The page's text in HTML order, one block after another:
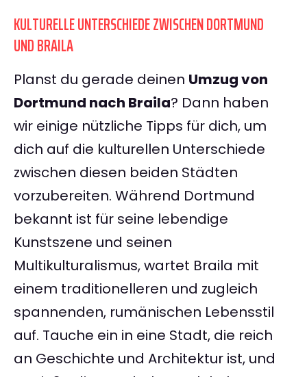
KULTURELLE UNTERSCHIEDE ZWISCHEN DORTMUND
UND BRAILA
Planst du gerade deinen Umzug von
Dortmund nach Braila? Dann haben
wir einige nützliche Tipps für dich, um
dich auf die kulturellen Unterschiede
zwischen diesen beiden Städten
vorzubereiten. Während Dortmund
bekannt ist für seine lebendige
Kunstszene und seinen
Multikulturalismus, wartet Braila mit
einem traditionelleren und zugleich
spannenden, rumänischen Lebensstil
auf. Tauche ein in eine Stadt, die reich
an Geschichte und Architektur ist, und